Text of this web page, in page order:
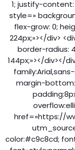
1; justify-
style=»
flex-grow: 0;
224px;»></div>
border-radius:
144px;»></div></
margin-
href=»https://
color:#c9c8cd;